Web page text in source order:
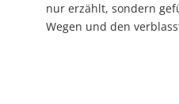
nur erzählt, sondern
Wegen und den